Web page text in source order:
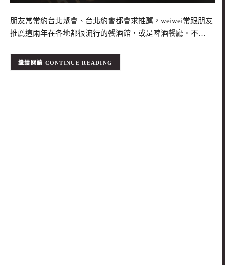
朋友常常約台北聚會、台北約會都會求推薦，weiwei常跟朋友
推薦這兩年在各地都很流行的餐酒館，或是啤酒餐廳。不…
CONTINUE READING